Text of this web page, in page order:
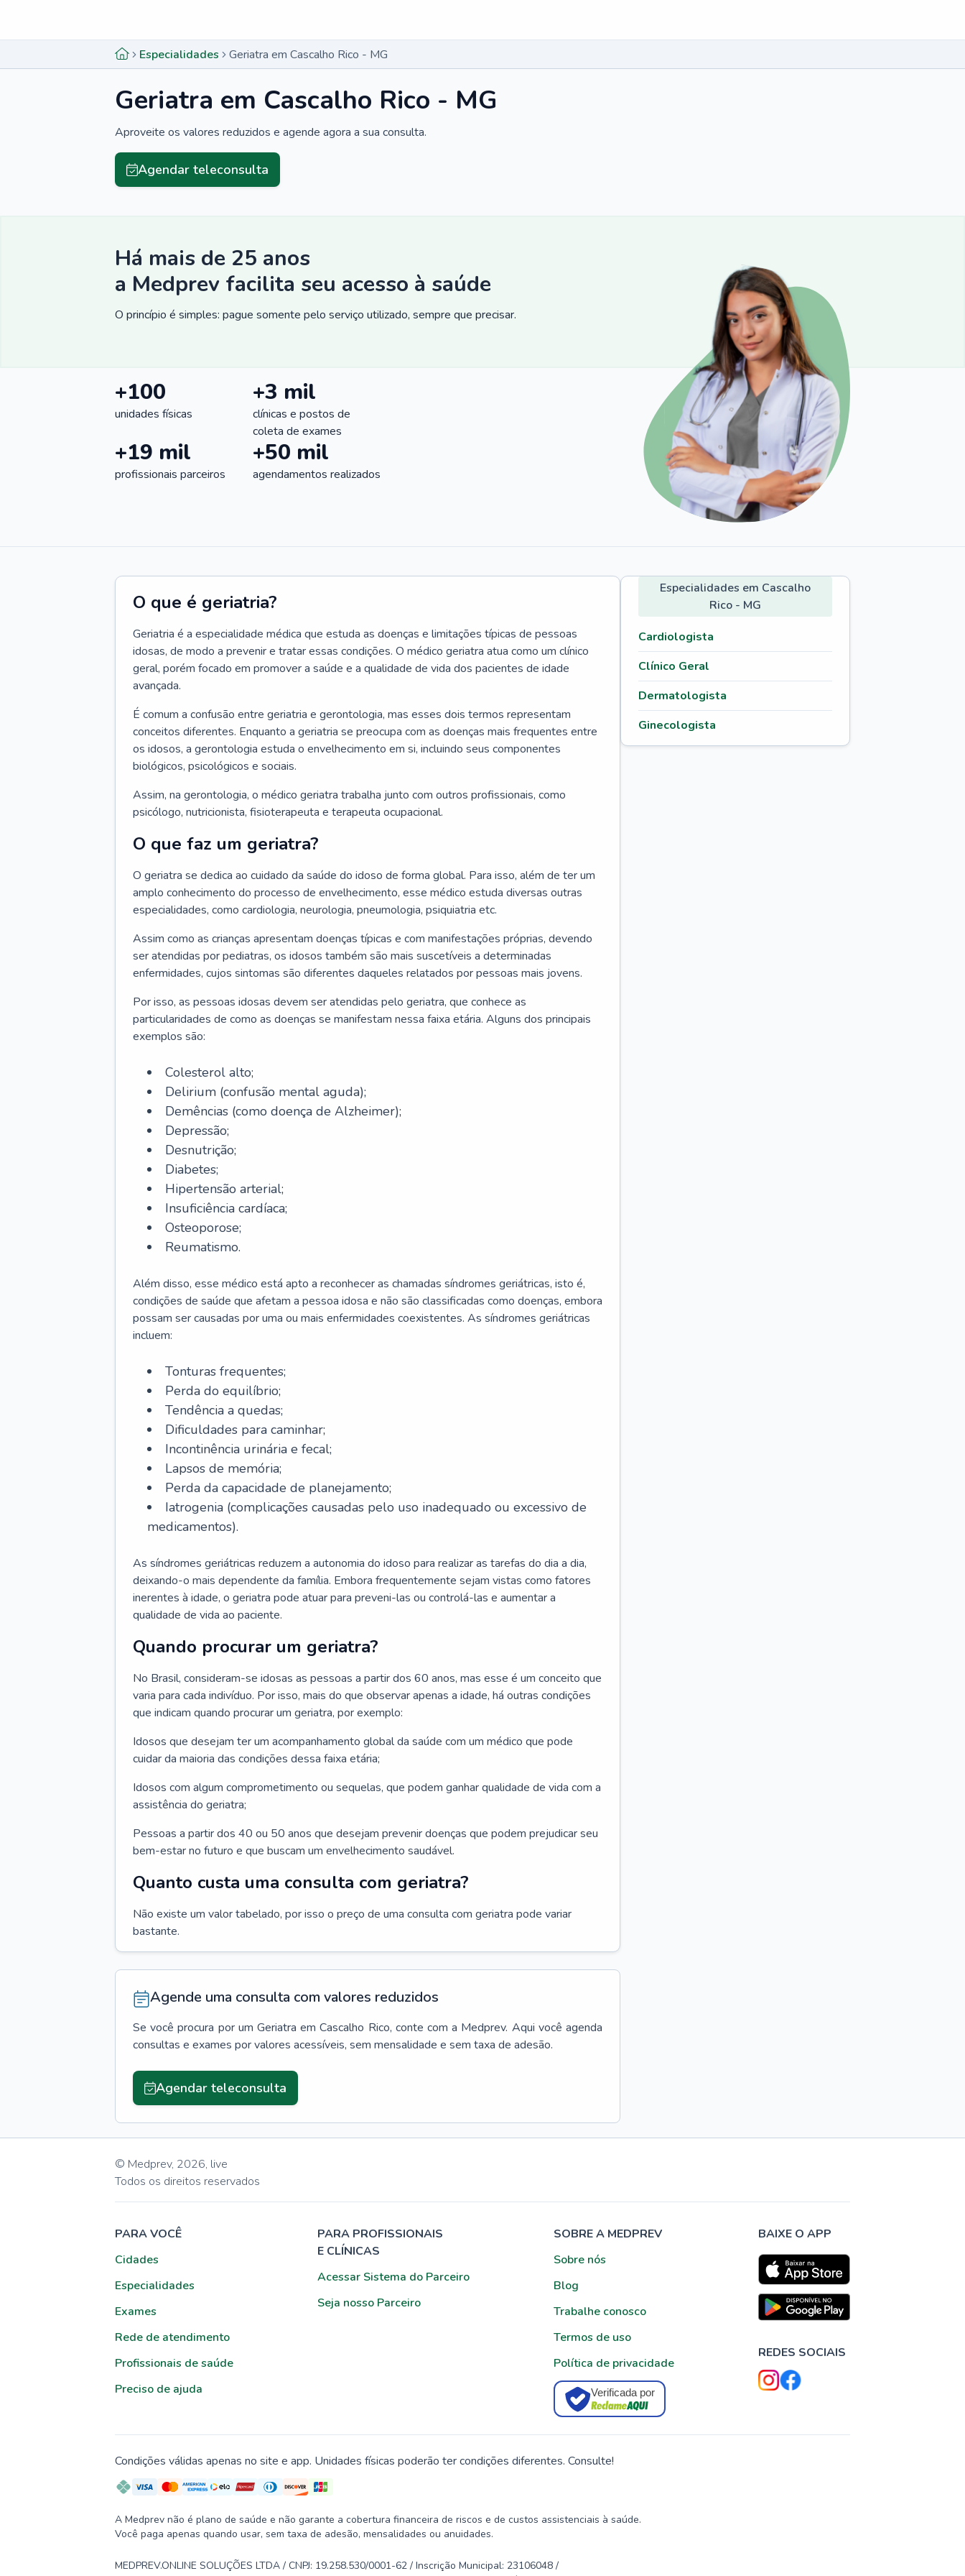
Especialidades Geriatra em Cascalho Rico - MG
Geriatra em Cascalho Rico - MG
Aproveite os valores reduzidos e agende agora a sua consulta.
Agendar teleconsulta
Há mais de 25 anos
a Medprev facilita seu acesso à saúde
O princípio é simples: pague somente pelo serviço utilizado, sempre que precisar.
+100
unidades físicas
+3 mil
clínicas e postos de
coleta de exames
+19 mil
profissionais parceiros
+50 mil
agendamentos realizados
O que é geriatria?
Geriatria é a especialidade médica que estuda as doenças e limitações típicas de pessoas
idosas, de modo a prevenir e tratar essas condições. O médico geriatra atua como um clínico
geral, porém focado em promover a saúde e a qualidade de vida dos pacientes de idade
avançada.
É comum a confusão entre geriatria e gerontologia, mas esses dois termos representam
conceitos diferentes. Enquanto a geriatria se preocupa com as doenças mais frequentes entre
os idosos, a gerontologia estuda o envelhecimento em si, incluindo seus componentes
biológicos, psicológicos e sociais.
Assim, na gerontologia, o médico geriatra trabalha junto com outros profissionais, como
psicólogo, nutricionista, fisioterapeuta e terapeuta ocupacional.
O que faz um geriatra?
O geriatra se dedica ao cuidado da saúde do idoso de forma global. Para isso, além de ter um
amplo conhecimento do processo de envelhecimento, esse médico estuda diversas outras
especialidades, como cardiologia, neurologia, pneumologia, psiquiatria etc.
Assim como as crianças apresentam doenças típicas e com manifestações próprias, devendo
ser atendidas por pediatras, os idosos também são mais suscetíveis a determinadas
enfermidades, cujos sintomas são diferentes daqueles relatados por pessoas mais jovens.
Por isso, as pessoas idosas devem ser atendidas pelo geriatra, que conhece as
particularidades de como as doenças se manifestam nessa faixa etária. Alguns dos principais
exemplos são:
Colesterol alto;
Delirium (confusão mental aguda);
Demências (como doença de Alzheimer);
Depressão;
Desnutrição;
Diabetes;
Hipertensão arterial;
Insuficiência cardíaca;
Osteoporose;
Reumatismo.
Além disso, esse médico está apto a reconhecer as chamadas síndromes geriátricas, isto é,
condições de saúde que afetam a pessoa idosa e não são classificadas como doenças, embora
possam ser causadas por uma ou mais enfermidades coexistentes. As síndromes geriátricas
incluem:
Tonturas frequentes;
Perda do equilíbrio;
Tendência a quedas;
Dificuldades para caminhar;
Incontinência urinária e fecal;
Lapsos de memória;
Perda da capacidade de planejamento;
Iatrogenia (complicações causadas pelo uso inadequado ou excessivo de
medicamentos).
As síndromes geriátricas reduzem a autonomia do idoso para realizar as tarefas do dia a dia,
deixando-o mais dependente da família. Embora frequentemente sejam vistas como fatores
inerentes à idade, o geriatra pode atuar para preveni-las ou controlá-las e aumentar a
qualidade de vida ao paciente.
Quando procurar um geriatra?
No Brasil, consideram-se idosas as pessoas a partir dos 60 anos, mas esse é um conceito que
varia para cada indivíduo. Por isso, mais do que observar apenas a idade, há outras condições
que indicam quando procurar um geriatra, por exemplo:
Idosos que desejam ter um acompanhamento global da saúde com um médico que pode
cuidar da maioria das condições dessa faixa etária;
Idosos com algum comprometimento ou sequelas, que podem ganhar qualidade de vida com a
assistência do geriatra;
Pessoas a partir dos 40 ou 50 anos que desejam prevenir doenças que podem prejudicar seu
bem-estar no futuro e que buscam um envelhecimento saudável.
Quanto custa uma consulta com geriatra?
Não existe um valor tabelado, por isso o preço de uma consulta com geriatra pode variar
bastante.
Agende uma consulta com valores reduzidos
Se você procura por um Geriatra em Cascalho Rico, conte com a Medprev. Aqui você agenda
consultas e exames por valores acessíveis, sem mensalidade e sem taxa de adesão.
Agendar teleconsulta
Especialidades em Cascalho
Rico - MG
Cardiologista
Clínico Geral
Dermatologista
Ginecologista
© Medprev, 2026, live
Todos os direitos reservados
PARA VOCÊ
Cidades
Especialidades
Exames
Rede de atendimento
Profissionais de saúde
Preciso de ajuda
PARA PROFISSIONAIS
E CLÍNICAS
Acessar Sistema do Parceiro
Seja nosso Parceiro
SOBRE A MEDPREV
Sobre nós
Blog
Trabalhe conosco
Termos de uso
Política de privacidade
Verificada por
BAIXE O APP
REDES SOCIAIS
Condições válidas apenas no site e app. Unidades físicas poderão ter condições diferentes. Consulte!
A Medprev não é plano de saúde e não garante a cobertura financeira de riscos e de custos assistenciais à saúde.
Você paga apenas quando usar, sem taxa de adesão, mensalidades ou anuidades.
MEDPREV.ONLINE SOLUÇÕES LTDA / CNPJ: 19.258.530/0001-62 / Inscrição Municipal: 23106048 /